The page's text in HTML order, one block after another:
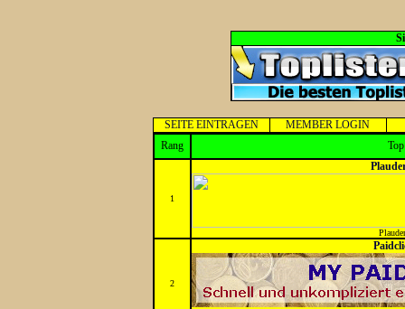
SEITE EINTRAGEN
MEMBER LOGIN
Rang
1
2